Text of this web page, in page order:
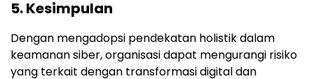
5.Kesimpulan
Dengan mengadopsi pendekatan holistik dalam
keamanan siber, organisasi dapat mengurangi risiko
yang terkait dengan transformasi digital dan